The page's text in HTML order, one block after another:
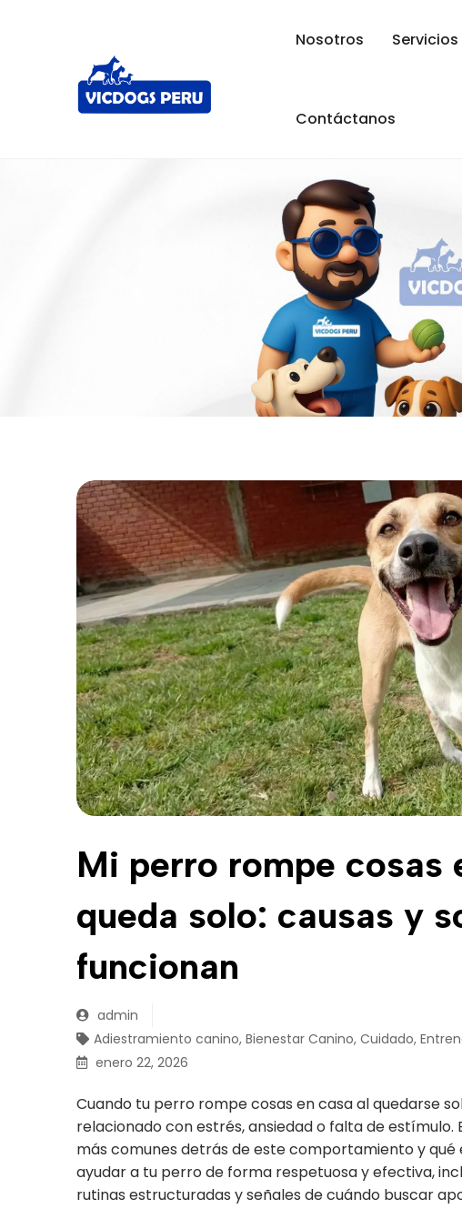
Nosotros Servicios
Contáctanos
Mi perro rompe cosas
queda solo: causas y
funcionan
admin
Adiestramiento canino, Bienestar Canino, Cuidado,
enero 22, 2026
Cuando tu perro rompe cosas en casa al quedarse
relacionado con estrés, ansiedad o falta de
más comunes detrás de este comportamiento y
ayudar a tu perro de forma respetuosa y efectiva,
rutinas estructuradas y señales de cuándo buscar